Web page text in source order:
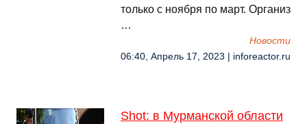
только с ноября по март. Организ
…
Новости
06:40, Апрель 17, 2023 | inforeactor.ru
Shot: в Мурманской области